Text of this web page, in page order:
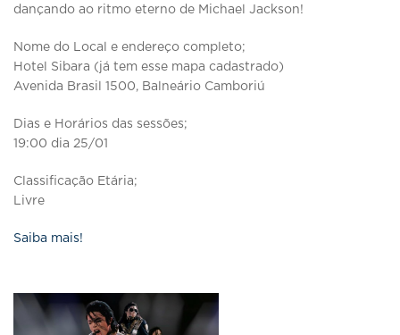
dançando ao ritmo eterno de Michael Jackson!
Nome do Local e endereço completo;
Hotel Sibara (já tem esse mapa cadastrado)
Avenida Brasil 1500, Balneário Camboriú
Dias e Horários das sessões;
19:00 dia 25/01
Classificação Etária;
Livre
Saiba mais!